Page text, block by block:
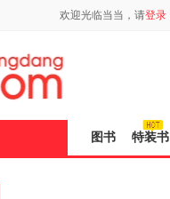
欢迎光临当当，请登录
图书 特装书